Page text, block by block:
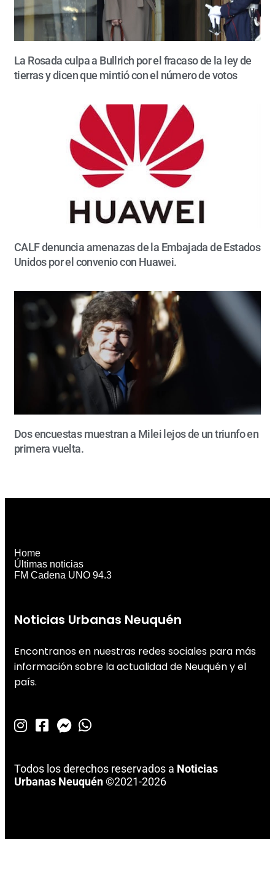
La Rosada culpa a Bullrich por el fracaso de la ley de
tierras y dicen que mintió con el número de votos
CALF denuncia amenazas de la Embajada de Estados
Unidos por el convenio con Huawei.
Dos encuestas muestran a Milei lejos de un triunfo en
primera vuelta.
Noticias Urbanas Neuquén
Encontranos en nuestras redes sociales para más
información sobre la actualidad de Neuquén y el
país.
Todos los derechos reservados a Noticias
Urbanas Neuquén©2021-2026
Home
Últimas noticias
FM Cadena UNO 94.3